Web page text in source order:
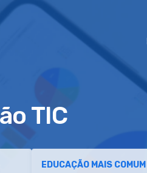
TIC
EDUCAÇÃO MAIS COMUM